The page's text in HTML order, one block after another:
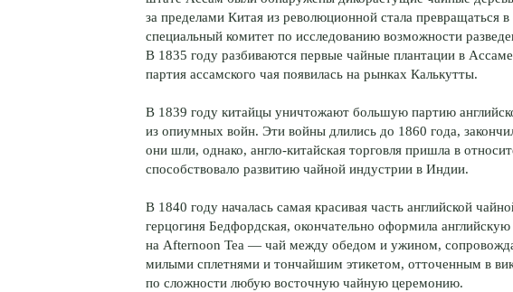
за пределами Китая из революционной стала превращаться
специальный комитет по исследованию возможности
В 1835 году разбиваются первые чайные плантации в
партия ассамского чая появилась на рынках Калькутты.
В 1839 году китайцы уничтожают большую партию
из опиумных войн. Эти войны длились до 1860 года,
они шли, однако, англо-китайская торговля пришла в
способствовало развитию чайной индустрии в Индии.
В 1840 году началась самая красивая часть английской
герцогиня Бедфордская, окончательно оформила
на Afternoon Tea — чай между обедом и ужином,
милыми сплетнями и тончайшим этикетом, отточенным в
по сложности любую восточную чайную церемонию.